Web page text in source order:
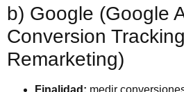
b) Google (Google
Conversion
Remarketing)